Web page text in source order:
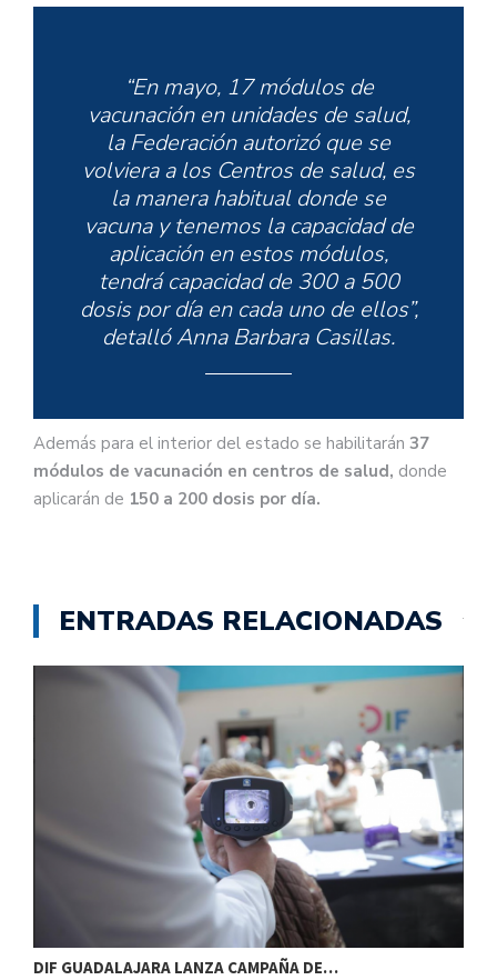
“En mayo, 17 módulos de
vacunación en unidades de salud,
la Federación autorizó que se
volviera a los Centros de salud, es
la manera habitual donde se
vacuna y tenemos la capacidad de
aplicación en estos módulos,
tendrá capacidad de 300 a 500
dosis por día en cada uno de ellos”,
detalló Anna Barbara Casillas.
Además para el interior del estado se habilitarán 37
módulos de vacunación en centros de salud, donde
aplicarán de 150 a 200 dosis por día.
ENTRADAS RELACIONADAS
DIF GUADALAJARA LANZA CAMPAÑA DE…